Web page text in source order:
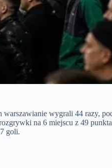
wygrali 44 razy,
na 6 miejscu z 49
goli.